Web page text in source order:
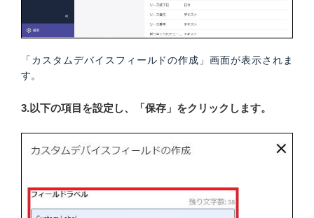
「カスタムデバイスフィールドの作成」画面が表示されま
す。
3.以下の項目を設定し、「保存」をクリックします。